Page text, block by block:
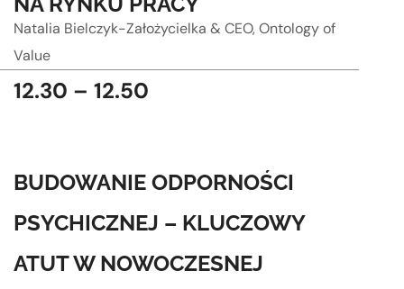
Natalia Bielczyk-Założycielka & CEO, Ontology of
Value
12.30 – 12.50
BUDOWANIE ODPORNOŚCI
PSYCHICZNEJ – KLUCZOWY
ATUT W NOWOCZESNEJ